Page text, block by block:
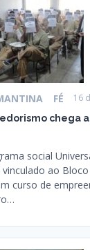
FÉ 16
chega
social
ao
curso de